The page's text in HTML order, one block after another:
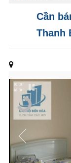
Cần
Thanh